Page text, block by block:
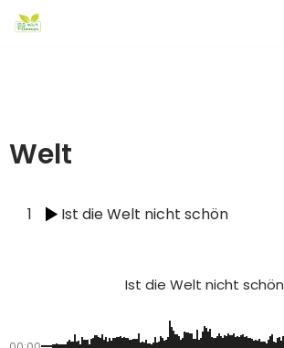
Welt
1 Ist die Welt nicht schön
Ist die Welt nicht schön